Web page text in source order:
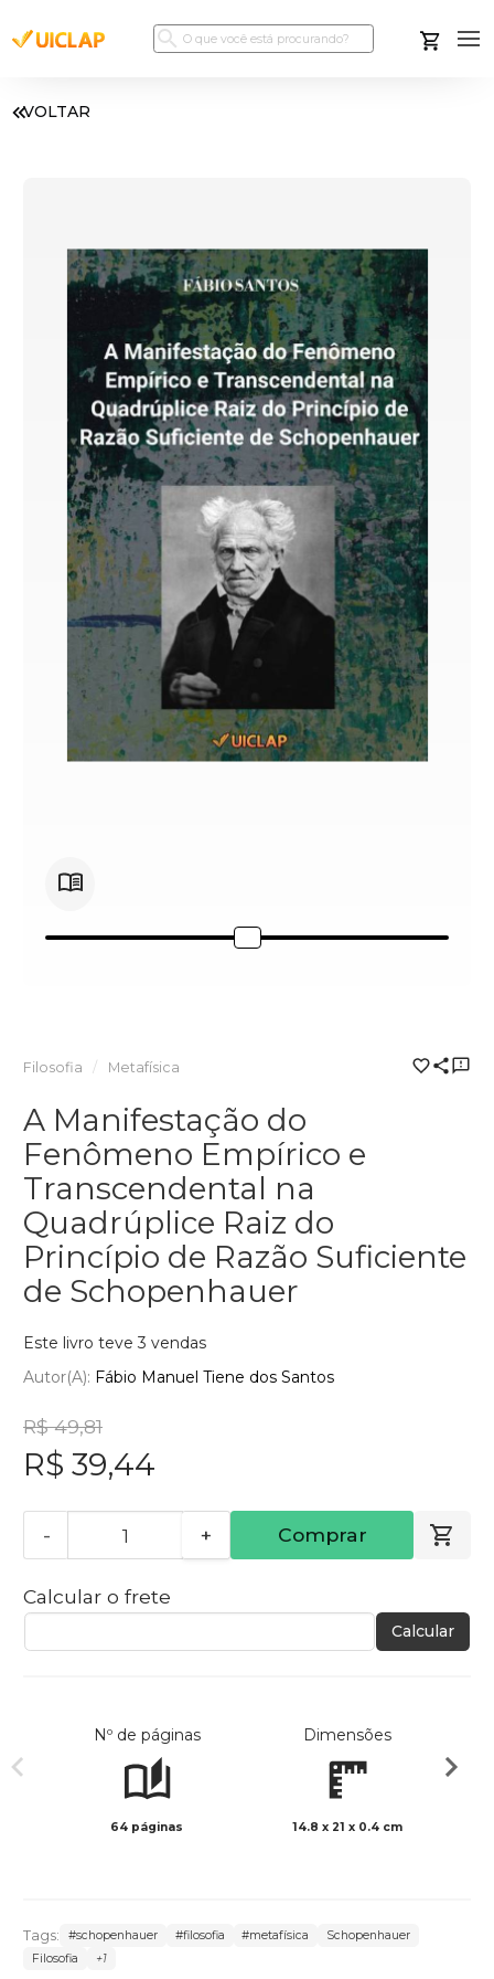
VOLTAR
Filosofia Metafísica
A Manifestação do
Fenômeno Empírico e
Transcendental na
Quadrúplice Raiz do
Princípio de Razão Suficiente
de Schopenhauer
Este livro teve 3 vendas
Autor(a): Fábio Manuel Tiene dos Santos
R$ 49,81
R$ 39,44
- + Comprar
Calcular o frete
Calcular
Nº de páginas
64 páginas
Dimensões
14.8 x 21 x 0.4 cm
Tags: #schopenhauer #filosofia #metafísica
Schopenhauer
Filosofia
+1